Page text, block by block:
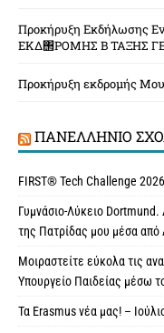
Προκήρυξη Εκδήλωσης
ΕΚΔ΢ΡΟΜΗΣ Β ΤΑΞΗΣ
Προκήρυξη εκδρομής
ΠΑΝΕΛΛΉΝΙΟ
FIRST® Tech Challenge
Γυμνάσιο-Λύκειο
της Πατρίδας μου μέσα
Μοιραστείτε εύκολα τις
Υπουργείο Παιδείας μέσω
Τα Erasmus νέα μας! –